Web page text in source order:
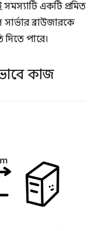
একটি প্রমিত
ব্রাউজারকে
পারে।
কাজ